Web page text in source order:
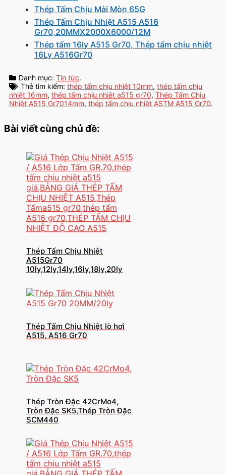
Thép Tấm Chịu Mài Mòn 65G
Thép Tấm Chịu Nhiệt A515 A516
Gr70,20MMX2000X6000/12M
Thép tấm 16ly A515 Gr70, Thép tấm chịu nhiệt
16Ly A516Gr70
Danh mục: Tin tức.
Thẻ tìm kiếm: thép tấm chịu nhiệt 10mm, thép tấm chịu
nhiệt 16mm, thép tấm chịu nhiêt a515 gr70, Thép Tấm Chịu
Nhiệt A515 Gr7014mm, thép tấm chịu nhiệt ASTM A515 Gr70.
Bài viết cùng chủ đề:
Thép Tấm Chịu Nhiệt
A515Gr70
10ly,12ly,14ly,16ly,18ly,20ly
Thép Tấm Chịu Nhiệt lò hơi
A515, A516 Gr70
Thép Tròn Đặc 42CrMo4,
Tròn Đặc SK5,Thép Tròn Đặc
SCM440